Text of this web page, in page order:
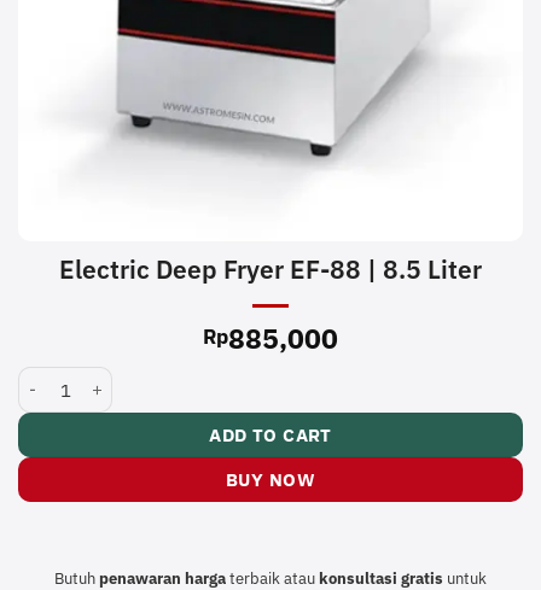
Electric Deep Fryer EF-88 | 8.5 Liter
Rp885,000
Electric Deep Fryer EF-88 | 8.5 Liter quantity
ADD TO CART
BUY NOW
Butuh penawaran hargaterbaik atau konsultasi gratis untuk